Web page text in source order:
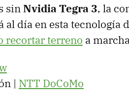
sinNvidia Tegra 3, la
al día en esta tecnología
recortar terreno a
| NTT DoCoMo